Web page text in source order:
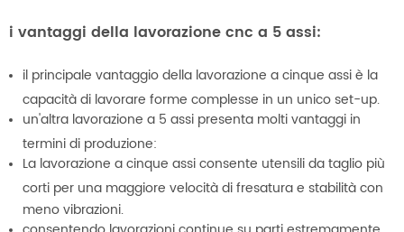
i vantaggi della lavorazione cnc a 5 assi:
il principale vantaggio della lavorazione a cinque assi è la
capacità di lavorare forme complesse in un unico set-up.
un'altra lavorazione a 5 assi presenta molti vantaggi in
termini di produzione:
La lavorazione a cinque assi consente utensili da taglio più
corti per una maggiore velocità di fresatura e stabilità con
meno vibrazioni.